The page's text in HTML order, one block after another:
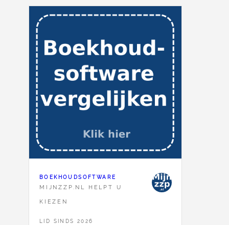
BOEKHOUDSOFTWARE
MIJNZZP.NL HELPT U
KIEZEN
LID SINDS 2026